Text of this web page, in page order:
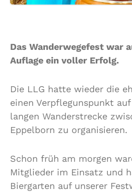
Das Wanderwegefest war
Auflage ein voller Erfolg.
Die LLG hatte wieder die
einen Verpflegunspunkt
langen Wanderstrecke
Eppelborn zu organisieren.
Schon früh am morgen
Mitglieder im Einsatz und
Biergarten auf unserer